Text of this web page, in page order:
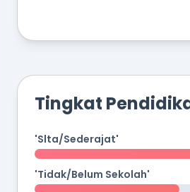
Tingkat
'Slta/Sederajat'
'Tidak/Belum Sekolah'